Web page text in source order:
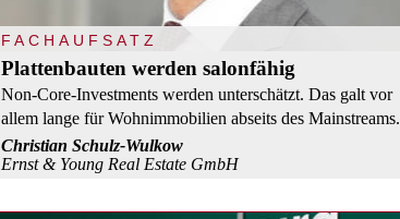
FACHAUFSATZ
Plattenbauten werden salonfähig
Non-Core-Investments werden unterschätzt. Das galt vor
allem lange für Wohnimmobilien abseits des Mainstreams.
Christian Schulz-Wulkow
Ernst & Young Real Estate GmbH